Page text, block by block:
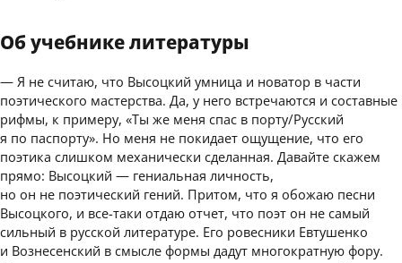
Об учебнике литературы
— Я не считаю, что Высоцкий умница и новатор в части
поэтического мастерства. Да, у него встречаются и составные
рифмы, к примеру, «Ты же меня спас в порту/Русский
я по паспорту». Но меня не покидает ощущение, что его
поэтика слишком механически сделанная. Давайте скажем
прямо: Высоцкий — гениальная личность,
но он не поэтический гений. Притом, что я обожаю песни
Высоцкого, и все-таки отдаю отчет, что поэт он не самый
сильный в русской литературе. Его ровесники Евтушенко
и Вознесенский в смысле формы дадут многократную фору.